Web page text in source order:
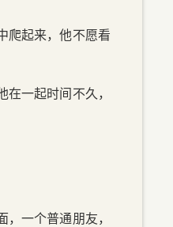
爬起来，他不愿看
一起时间不久，
一个普通朋友，